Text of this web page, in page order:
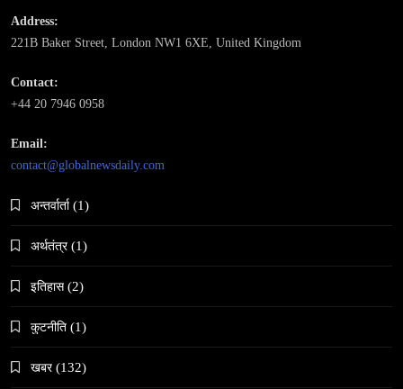
May 6, 2024
भारतको इतिहासमा पहिलोपटक मृत्यु इच्छाको अनुमति
May 6, 2024
Address:
221B Baker Street, London NW1 6XE, United Kingdom
Contact:
+44 20 7946 0958
Email:
contact@globalnewsdaily.com
अन्तर्वार्ता (1)
अर्थतंत्र (1)
इतिहास (2)
कुटनीति (1)
खबर (132)